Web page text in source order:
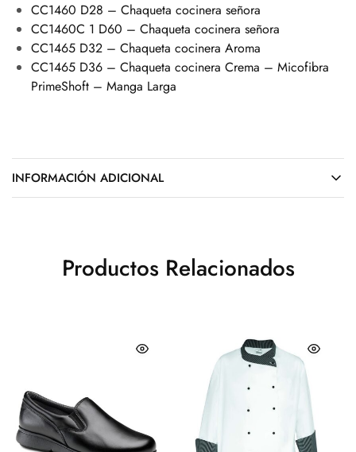
CC1460 D28 – Chaqueta cocinera señora
CC1460C 1 D60 – Chaqueta cocinera señora
CC1465 D32 – Chaqueta cocinera Aroma
CC1465 D36 – Chaqueta cocinera Crema – Micofibra
PrimeShoft – Manga Larga
INFORMACIÓN ADICIONAL
Productos Relacionados